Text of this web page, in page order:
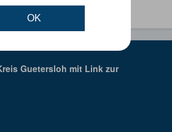
OK
guetersloh.de